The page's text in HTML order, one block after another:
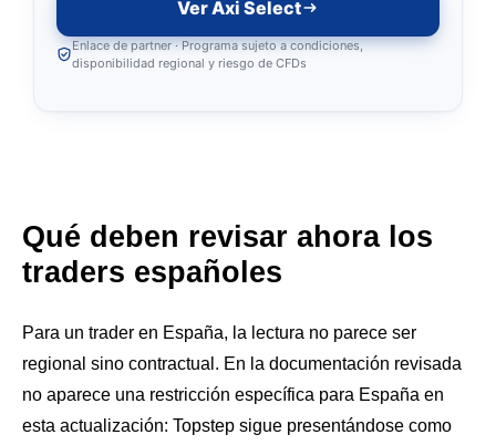
Ver Axi Select
Enlace de partner · Programa sujeto a condiciones,
disponibilidad regional y riesgo de CFDs
Qué deben revisar ahora los
traders españoles
Para un trader en España, la lectura no parece ser
regional sino contractual. En la documentación revisada
no aparece una restricción específica para España en
esta actualización: Topstep sigue presentándose como